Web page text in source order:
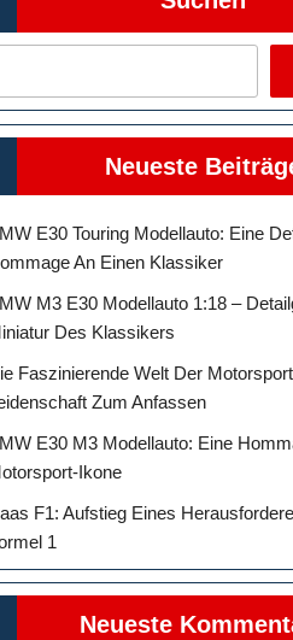
Neueste
E30 Touring Modellauto: Eine
An Einen Klassiker
M3 E30 Modellauto 1:18 –
Des Klassikers
Faszinierende Welt Der
Zum Anfassen
E30 M3 Modellauto: Eine
Ikone
F1: Aufstieg Eines
1
Neueste